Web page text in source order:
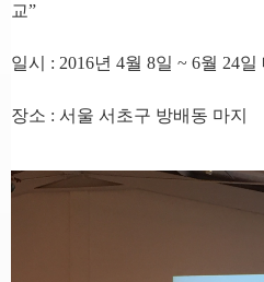
교”
일시 : 2016년 4월 8일 ~ 6월 24일
장소 : 서울 서초구 방배동 마지